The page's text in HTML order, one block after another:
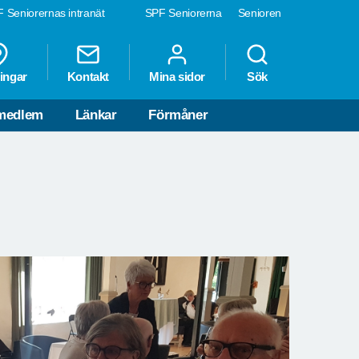
SPF Seniorerna Senioren
Seniorernas intranät
Kontakt Mina sidor Sök
Länkar Förmåner